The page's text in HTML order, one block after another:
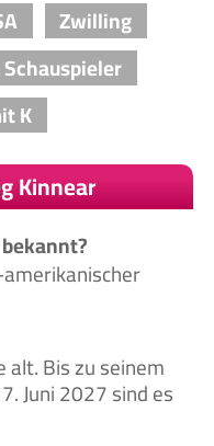
Zwilling
K
Kinnear
amerikanischer
alt. Bis zu seinem
Juni 2027 sind es